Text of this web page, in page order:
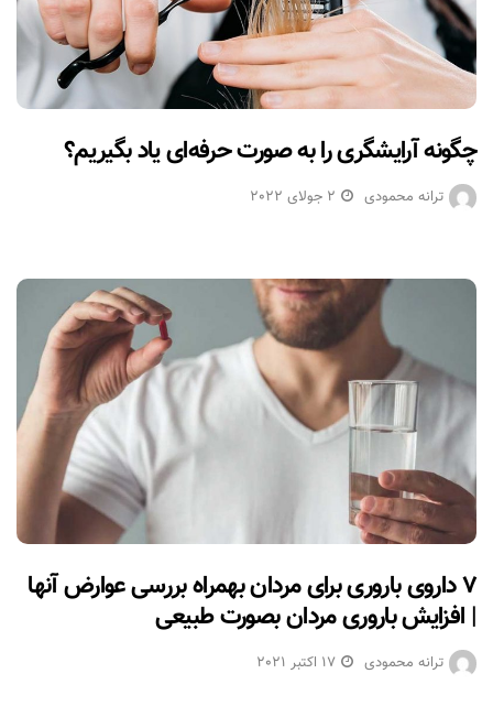
چگونه آرایشگری را به صورت حرفه‌ای یاد بگیریم؟
ترانه محمودی 2 جولای 2022
۷ داروی باروری برای مردان بهمراه بررسی عوارض آنها
| افزایش باروری مردان بصورت طبیعی
ترانه محمودی 17 اکتبر 2021